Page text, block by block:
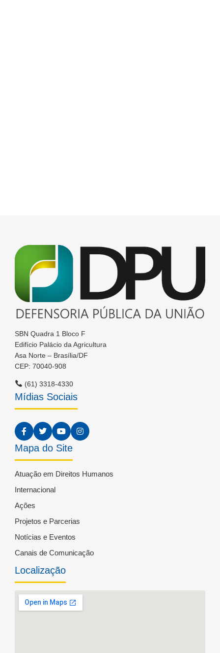
SBN Quadra 1 Bloco F
Edifício Palácio da Agricultura
Asa Norte – Brasília/DF
CEP: 70040-908
(61) 3318-4330
Mídias Sociais
Mapa do Site
Atuação em Direitos Humanos
Internacional
Ações
Projetos e Parcerias
Notícias e Eventos
Canais de Comunicação
Localização